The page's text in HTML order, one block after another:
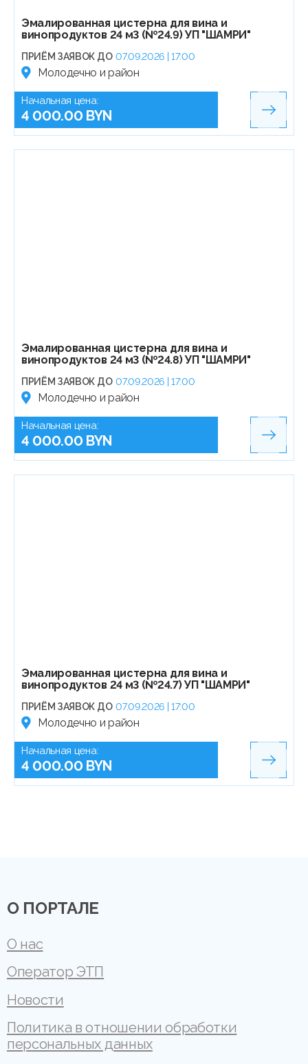
Эмалированная цистерна для вина и
винопродуктов 24 м3 (№24.9) УП "ШАМРИ"
ПРИЁМ ЗАЯВОК ДО 07.09.2026 | 17:00
Молодечно и район
Начальная цена:
4 000.00 BYN
Эмалированная цистерна для вина и
винопродуктов 24 м3 (№24.8) УП "ШАМРИ"
ПРИЁМ ЗАЯВОК ДО 07.09.2026 | 17:00
Молодечно и район
Начальная цена:
4 000.00 BYN
Эмалированная цистерна для вина и
винопродуктов 24 м3 (№24.7) УП "ШАМРИ"
ПРИЁМ ЗАЯВОК ДО 07.09.2026 | 17:00
Молодечно и район
Начальная цена:
4 000.00 BYN
О ПОРТАЛЕ
О нас
Оператор ЭТП
Новости
Политика в отношении обработки
персональных данных